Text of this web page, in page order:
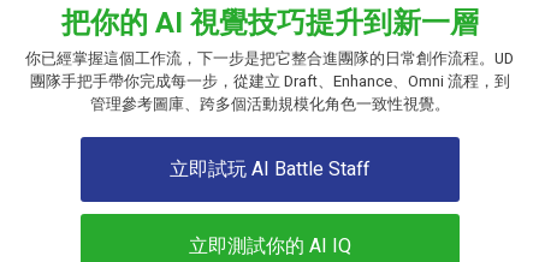
把你的 AI 視覺技巧提升到新一層
你已經掌握這個工作流，下一步是把它整合進團隊的日常創作流程。UD
團隊手把手帶你完成每一步，從建立 Draft、Enhance、Omni 流程，到
管理參考圖庫、跨多個活動規模化角色一致性視覺。
立即試玩 AI Battle Staff
立即測試你的 AI IQ